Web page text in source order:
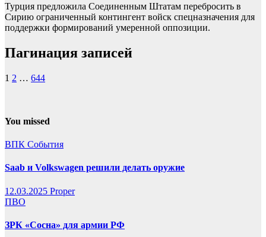
Турция предложила Соединенным Штатам перебросить в
Сирию ограниченный контингент войск спецназначения для
поддержки формирований умеренной оппозиции.
Пагинация записей
1 2 … 644
You missed
ВПК События
Saab и Volkswagen решили делать оружие
12.03.2025 Proper
ПВО
ЗРК «Сосна» для армии РФ